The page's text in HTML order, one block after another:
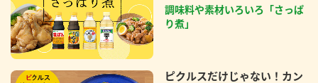
調味料や素材いろいろ「さっぱ
り煮」
ピクルスだけじゃない！カン